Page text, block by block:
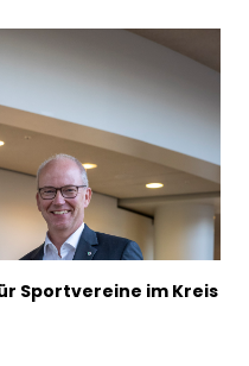
Sportvereine im Kreis